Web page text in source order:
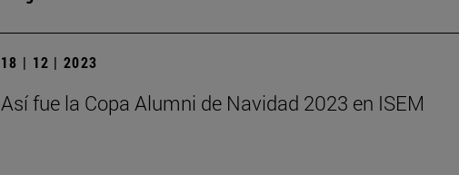
18 | 12 | 2023
Así fue la Copa Alumni de Navidad 2023 en ISEM